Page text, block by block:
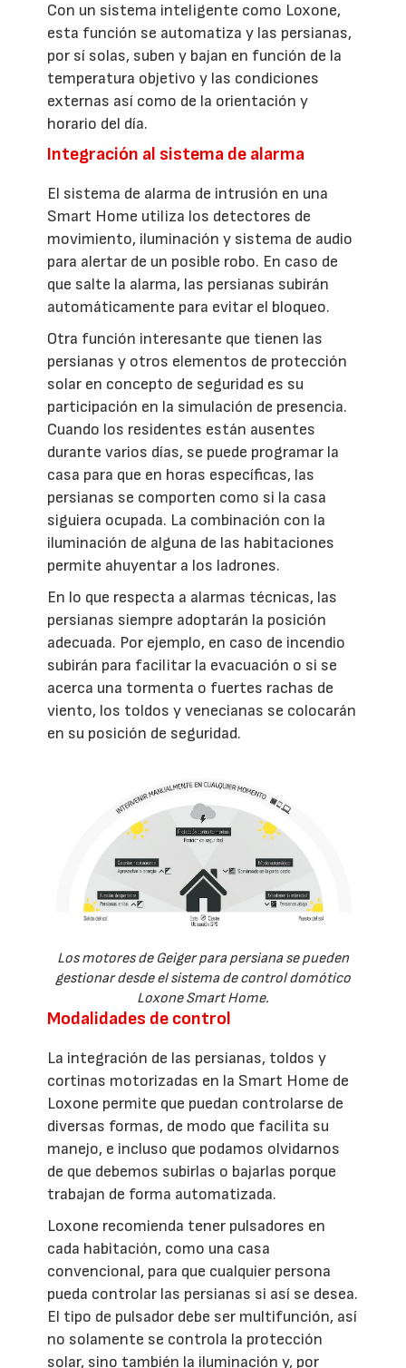
Con un sistema inteligente como Loxone,
esta función se automatiza y las persianas,
por sí solas, suben y bajan en función de la
temperatura objetivo y las condiciones
externas así como de la orientación y
horario del día.
Integración al sistema de alarma
El sistema de alarma de intrusión en una
Smart Home utiliza los detectores de
movimiento, iluminación y sistema de audio
para alertar de un posible robo. En caso de
que salte la alarma, las persianas subirán
automáticamente para evitar el bloqueo.
Otra función interesante que tienen las
persianas y otros elementos de protección
solar en concepto de seguridad es su
participación en la simulación de presencia.
Cuando los residentes están ausentes
durante varios días, se puede programar la
casa para que en horas específicas, las
persianas se comporten como si la casa
siguiera ocupada. La combinación con la
iluminación de alguna de las habitaciones
permite ahuyentar a los ladrones.
En lo que respecta a alarmas técnicas, las
persianas siempre adoptarán la posición
adecuada. Por ejemplo, en caso de incendio
subirán para facilitar la evacuación o si se
acerca una tormenta o fuertes rachas de
viento, los toldos y venecianas se colocarán
en su posición de seguridad.
Los motores de Geiger para persiana se pueden
gestionar desde el sistema de control domótico
Loxone Smart Home.
Modalidades de control
La integración de las persianas, toldos y
cortinas motorizadas en la Smart Home de
Loxone permite que puedan controlarse de
diversas formas, de modo que facilita su
manejo, e incluso que podamos olvidarnos
de que debemos subirlas o bajarlas porque
trabajan de forma automatizada.
Loxone recomienda tener pulsadores en
cada habitación, como una casa
convencional, para que cualquier persona
pueda controlar las persianas si así se desea.
El tipo de pulsador debe ser multifunción, así
no solamente se controla la protección
solar, sino también la iluminación y, por